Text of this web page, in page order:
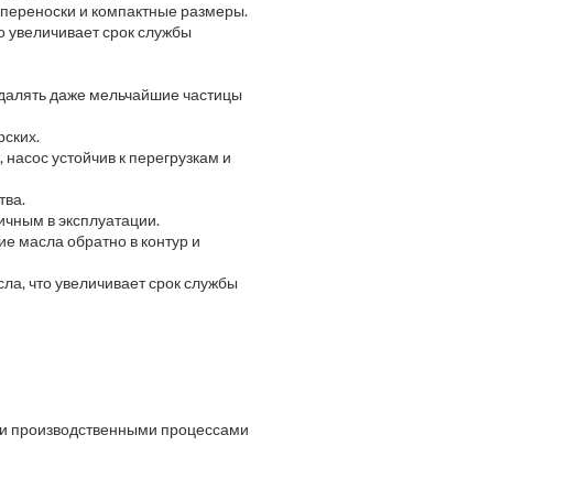
и компактные размеры.
срок службы
даже мельчайшие частицы
устойчив к перегрузкам и
в эксплуатации.
масла обратно в контур и
что увеличивает срок службы
производственными процессами